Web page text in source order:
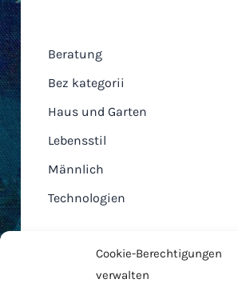
Cookie-Berechtigungen
verwalten
Beratung
Bez kategorii
Haus und Garten
Lebensstil
Männlich
Technologien